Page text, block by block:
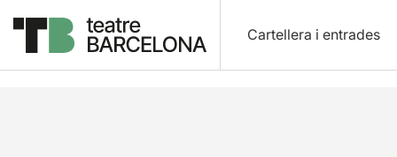
Cartellera i entrades
Descripció Fitxa artística Articles